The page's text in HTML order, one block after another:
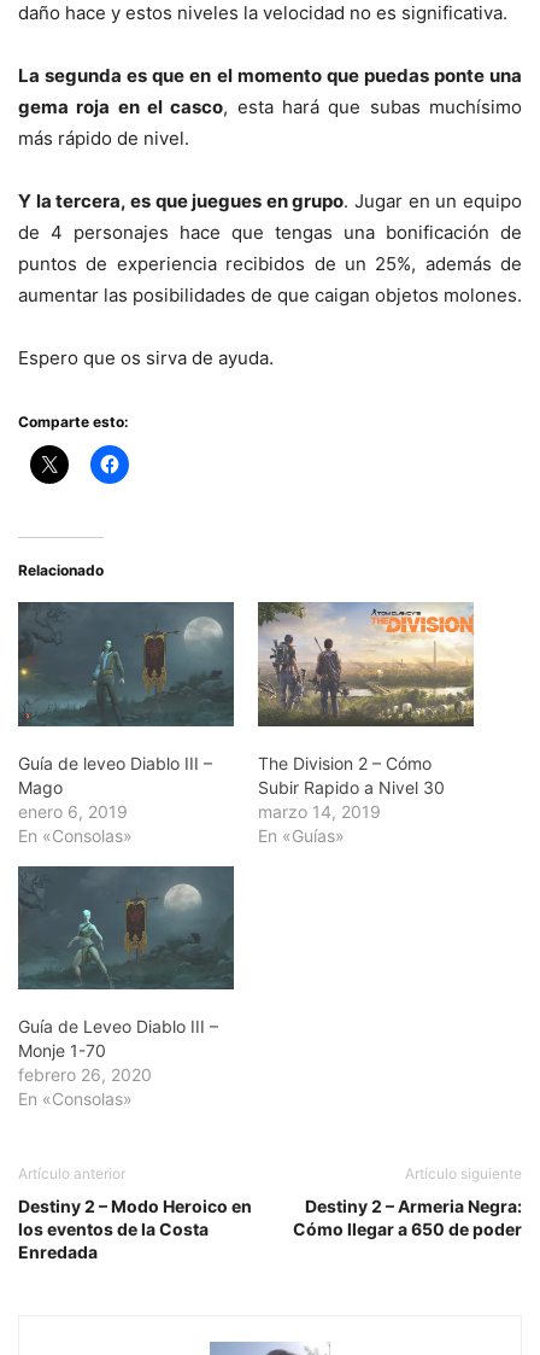
daño hace y estos niveles la velocidad no es significativa.
La segunda es que en el momento que puedas ponte una
gema roja en el casco, esta hará que subas muchísimo
más rápido de nivel.
Y la tercera, es que juegues en grupo. Jugar en un equipo
de 4 personajes hace que tengas una bonificación de
puntos de experiencia recibidos de un 25%, además de
aumentar las posibilidades de que caigan objetos molones.
Espero que os sirva de ayuda.
Comparte esto:
Relacionado
Guía de leveo Diablo III –
Mago
enero 6, 2019
En «Consolas»
The Division 2 – Cómo
Subir Rapido a Nivel 30
marzo 14, 2019
En «Guías»
Guía de Leveo Diablo III –
Monje 1-70
febrero 26, 2020
En «Consolas»
Artículo anterior
Destiny 2 – Modo Heroico en
los eventos de la Costa
Enredada
Artículo siguiente
Destiny 2 – Armeria Negra:
Cómo llegar a 650 de poder